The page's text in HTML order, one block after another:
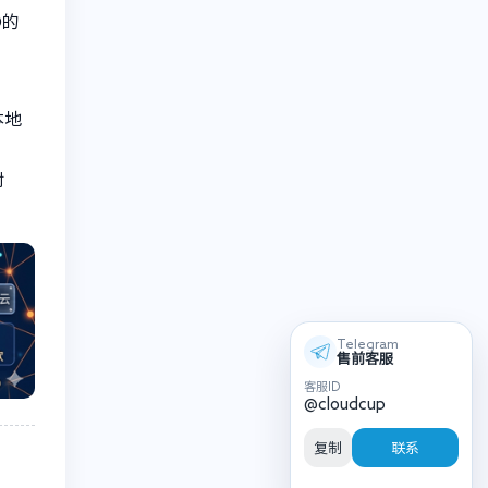
地
Telegram
售前客服
客服ID
@cloudcup
复制 联系